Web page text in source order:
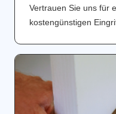
Vertrauen Sie uns für
kostengünstigen